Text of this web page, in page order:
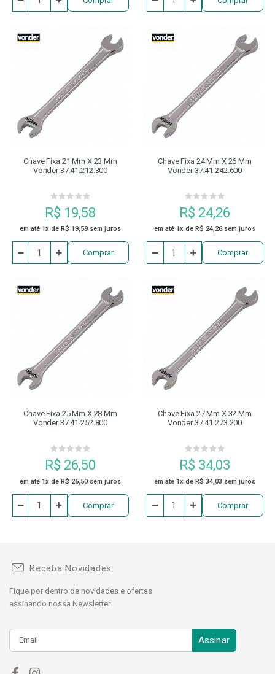
Chave Fixa 21 Mm X 23 Mm
Vonder 37.41.212.300
R$ 19,58
em até 1x de R$ 19,58 sem juros
Comprar
Chave Fixa 24 Mm X 26 Mm
Vonder 37.41.242.600
R$ 24,26
em até 1x de R$ 24,26 sem juros
Comprar
Chave Fixa 25 Mm X 28 Mm
Vonder 37.41.252.800
R$ 26,50
em até 1x de R$ 26,50 sem juros
Comprar
Chave Fixa 27 Mm X 32 Mm
Vonder 37.41.273.200
R$ 34,03
em até 1x de R$ 34,03 sem juros
Comprar
Receba Novidades
Fique por dentro de novidades e ofertas
assinando nossa Newsletter
Assinar